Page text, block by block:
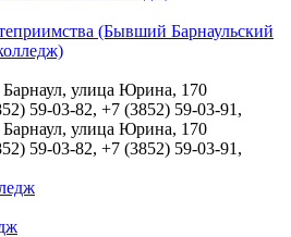
(Бывший Барнаульский
улица Юрина, 170
59-03-82, +7 (3852) 59-03-91,
улица Юрина, 170
59-03-82, +7 (3852) 59-03-91,